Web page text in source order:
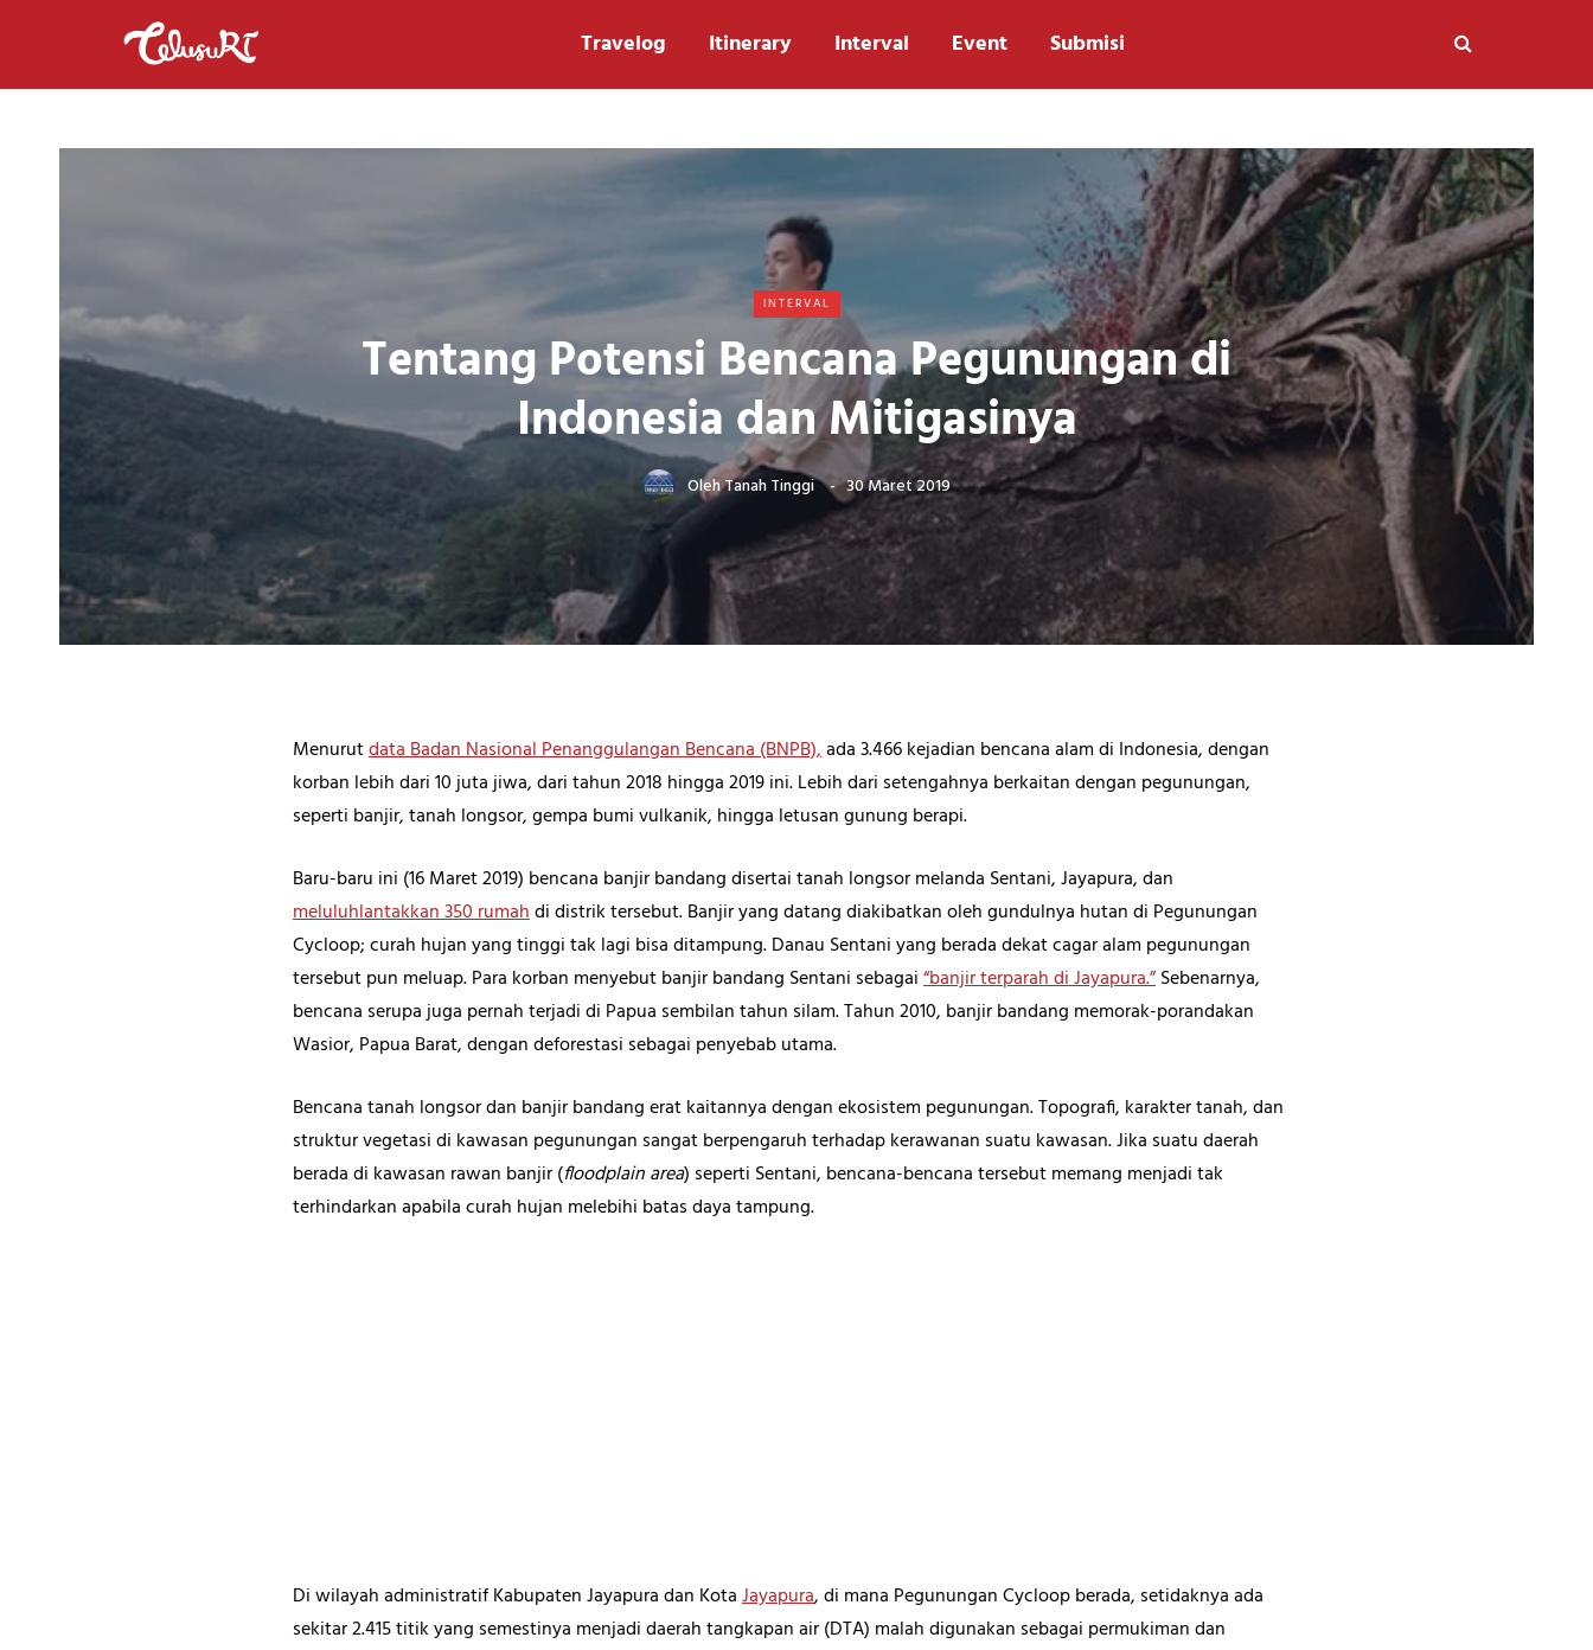
Travelog Itinerary Interval Event Submisi
INTERVAL
Tentang Potensi Bencana Pegunungan di
Indonesia dan Mitigasinya
OlehTanah Tinggi 30 Maret 2019
Menurutdata Badan Nasional Penanggulangan Bencana (BNPB),ada 3.466 kejadian bencana alam di Indonesia, dengan
korban lebih dari 10 juta jiwa, dari tahun 2018 hingga 2019 ini. Lebih dari setengahnya berkaitan dengan pegunungan,
seperti banjir, tanah longsor, gempa bumi vulkanik, hingga letusan gunung berapi.
Baru-baru ini (16 Maret 2019) bencana banjir bandang disertai tanah longsor melanda Sentani, Jayapura, dan
meluluhlantakkan 350 rumahdi distrik tersebut. Banjir yang datang diakibatkan oleh gundulnya hutan di Pegunungan
Cycloop; curah hujan yang tinggi tak lagi bisa ditampung. Danau Sentani yang berada dekat cagar alam pegunungan
tersebut pun meluap. Para korban menyebut banjir bandang Sentani sebagai“banjir terparah di Jayapura.”Sebenarnya,
bencana serupa juga pernah terjadi di Papua sembilan tahun silam. Tahun 2010, banjir bandang memorak-porandakan
Wasior, Papua Barat, dengan deforestasi sebagai penyebab utama.
Bencana tanah longsor dan banjir bandang erat kaitannya dengan ekosistem pegunungan. Topografi, karakter tanah, dan
struktur vegetasi di kawasan pegunungan sangat berpengaruh terhadap kerawanan suatu kawasan. Jika suatu daerah
berada di kawasan rawan banjir (floodplain area) seperti Sentani, bencana-bencana tersebut memang menjadi tak
terhindarkan apabila curah hujan melebihi batas daya tampung.
Di wilayah administratif Kabupaten Jayapura dan KotaJayapura, di mana Pegunungan Cycloop berada, setidaknya ada
sekitar 2.415 titik yang semestinya menjadi daerah tangkapan air (DTA) malah digunakan sebagai permukiman dan